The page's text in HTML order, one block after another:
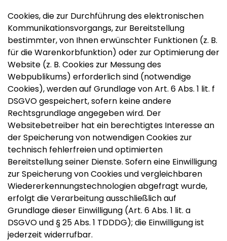
Cookies, die zur Durchführung des elektronischen
Kommunikationsvorgangs, zur Bereitstellung
bestimmter, von Ihnen erwünschter Funktionen (z. B.
für die Warenkorbfunktion) oder zur Optimierung der
Website (z. B. Cookies zur Messung des
Webpublikums) erforderlich sind (notwendige
Cookies), werden auf Grundlage von Art. 6 Abs. 1 lit. f
DSGVO gespeichert, sofern keine andere
Rechtsgrundlage angegeben wird. Der
Websitebetreiber hat ein berechtigtes Interesse an
der Speicherung von notwendigen Cookies zur
technisch fehlerfreien und optimierten
Bereitstellung seiner Dienste. Sofern eine Einwilligung
zur Speicherung von Cookies und vergleichbaren
Wiedererkennungstechnologien abgefragt wurde,
erfolgt die Verarbeitung ausschließlich auf
Grundlage dieser Einwilligung (Art. 6 Abs. 1 lit. a
DSGVO und § 25 Abs. 1 TDDDG); die Einwilligung ist
jederzeit widerrufbar.